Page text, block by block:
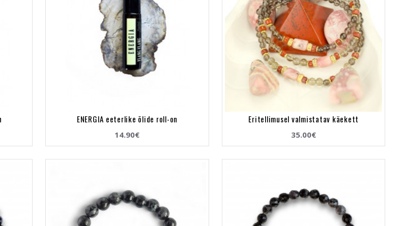
ENERGIA eeterlike õlide roll-on
14.90€
Eritellimusel valmistatav käekett
35.00€